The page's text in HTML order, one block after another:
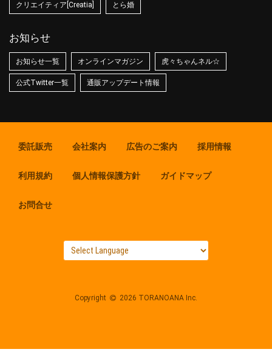
クリエイティア[Creatia] とら婚
お知らせ
お知らせ一覧 オンラインマガジン 虎々ちゃんネル☆
公式Twitter一覧 通販アップデート情報
委託販売 会社案内 広告のご案内 採用情報
利用規約 個人情報保護方針 ガイドマップ
お問合せ
Copyright 2026 TORANOANA Inc.